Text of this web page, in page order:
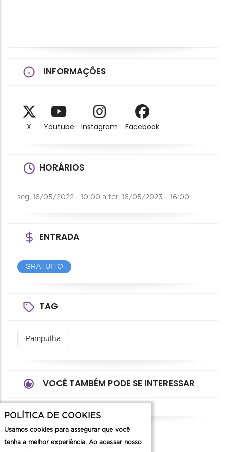
INFORMAÇÕES
X Youtube Instagram Facebook
HORÁRIOS
seg, 16/05/2022 - 10:00 a ter, 16/05/2023 - 16:00
ENTRADA
GRATUITO
TAG
Pampulha
VOCÊ TAMBÉM PODE SE INTERESSAR
POLÍTICA DE COOKIES
Usamos cookies para assegurar que você
tenha a melhor experiência. Ao acessar nosso